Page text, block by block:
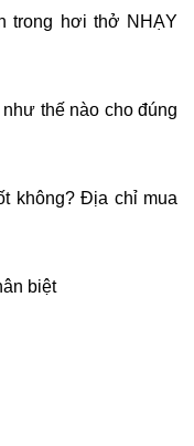
trong hơi thở NHẠY
thế nào cho đúng
không? Địa chỉ mua
biệt